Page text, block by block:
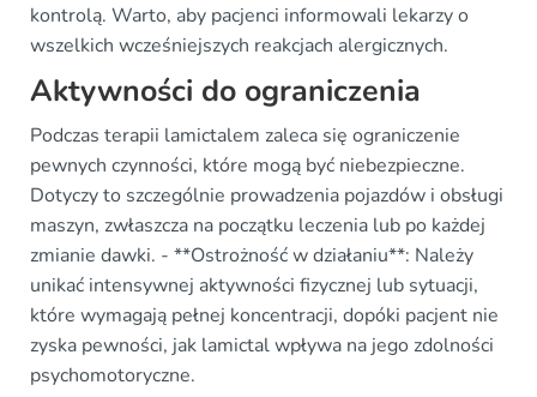
kontrolą. Warto, aby pacjenci informowali lekarzy o
wszelkich wcześniejszych reakcjach alergicznych.
Aktywności do ograniczenia
Podczas terapii lamictalem zaleca się ograniczenie
pewnych czynności, które mogą być niebezpieczne.
Dotyczy to szczególnie prowadzenia pojazdów i obsługi
maszyn, zwłaszcza na początku leczenia lub po każdej
zmianie dawki. - **Ostrożność w działaniu**: Należy
unikać intensywnej aktywności fizycznej lub sytuacji,
które wymagają pełnej koncentracji, dopóki pacjent nie
zyska pewności, jak lamictal wpływa na jego zdolności
psychomotoryczne.